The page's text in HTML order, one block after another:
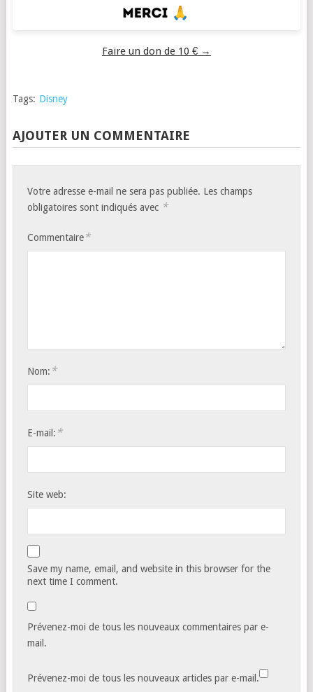
Faire un don de 10 € →
Tags: Disney
AJOUTER UN COMMENTAIRE
Votre adresse e-mail ne sera pas publiée. Les champs
obligatoires sont indiqués avec *
Commentaire*
Nom: *
E-mail: *
Site web:
Save my name, email, and website in this browser for the
next time I comment.
Prévenez-moi de tous les nouveaux commentaires par e-
mail.
Prévenez-moi de tous les nouveaux articles par e-mail.